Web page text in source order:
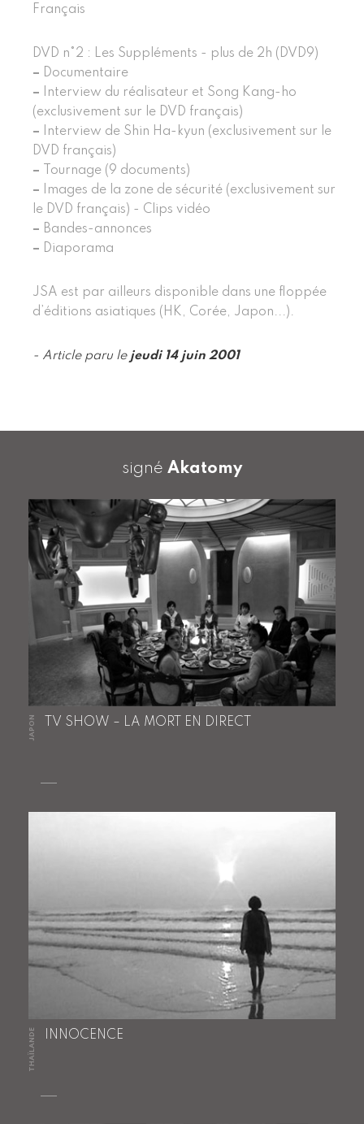
Français
DVD n°2 : Les Suppléments - plus de 2h (DVD9)
– Documentaire
– Interview du réalisateur et Song Kang-ho
(exclusivement sur le DVD français)
– Interview de Shin Ha-kyun (exclusivement sur le
DVD français)
– Tournage (9 documents)
– Images de la zone de sécurité (exclusivement sur
le DVD français) - Clips vidéo
– Bandes-annonces
– Diaporama
JSA est par ailleurs disponible dans une floppée
d’éditions asiatiques (HK, Corée, Japon...).
- Article paru le jeudi 14 juin 2001
signé Akatomy
JAPON TV SHOW – LA MORT EN DIRECT
THAÏLANDE INNOCENCE